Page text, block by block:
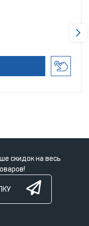
скидок на весь